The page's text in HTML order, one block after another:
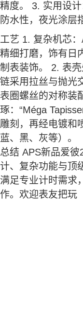
精度。 3. 实用设
防水性，夜光涂层
工艺 1. 复杂机芯
精细打磨，饰有日
制表装饰。 2. 表
链采用拉丝与抛光
表圈螺丝的对称装
琢：“Méga
雕刻，再经电镀和
蓝、黑、灰等）。
总结 APS新品爱
计、复杂功能与顶
满足专业计时需求
作。欢迎表友把玩